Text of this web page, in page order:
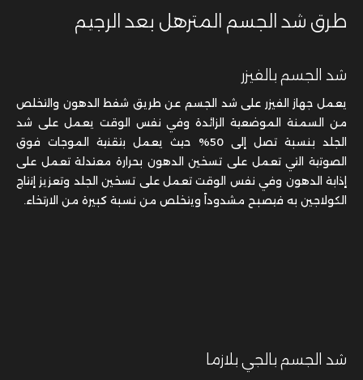
طرق شد الجسم المترهل بعد الرجيم
شد الجسم بالفيزر
يعمل جهاز الفيزر على شد الجسم عن طريق شفط الدهون والتخلص
من السمنة الموضعية الزائدة وفي نفس الوقت يعمل على شد
الجلد بنسبة تصل إلى 50% حيث يعمل بتقنية الموجات فوق
الصوتية التي تعمل على تسخين الدهون بحرارة معتدلة تعمل على
إذابة الدهون وفي نفس الوقت تعمل على تسخين الجلد وتعزيز إنتاج
الكولاجين به فيصبح مشدوداً ويتخلص من نسبة كبيرة من الارتخاء.
شد الجسم بالجي بلازما